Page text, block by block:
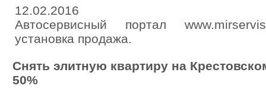
12.02.2016
Автосервисный портал
установка продажа.
Снять элитную квартиру на
50%